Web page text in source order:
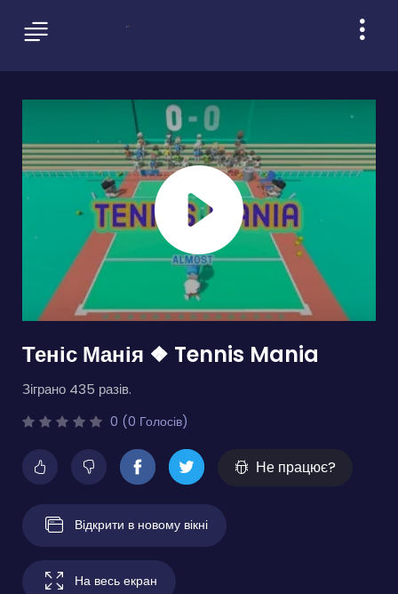
Теніс Манія ❖ Tennis Mania
Зіграно 435 разів.
0 (0 Голосів)
Не працює?
Відкрити в новому вікні
На весь екран